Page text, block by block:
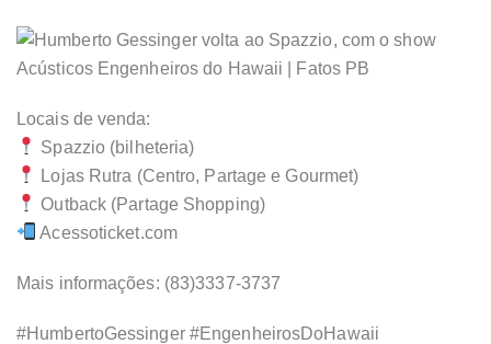
Locais de venda:
Spazzio (bilheteria)
Lojas Rutra (Centro, Partage e Gourmet)
Outback (Partage Shopping)
Acessoticket.com
Mais informações: (83)3337-3737
#HumbertoGessinger #EngenheirosDoHawaii